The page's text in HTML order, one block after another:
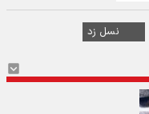
نسل زد